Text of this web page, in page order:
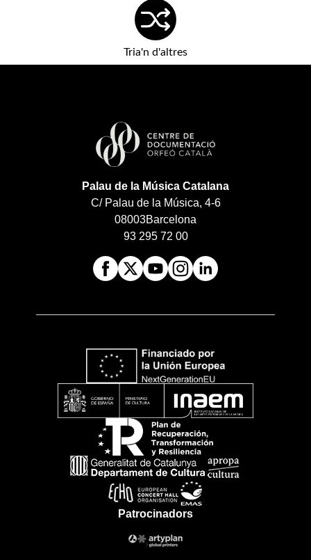
Tria'n d'altres
Palau de la Música Catalana
C/ Palau de la Música, 4-6
08003Barcelona
93 295 72 00
Patrocinadors